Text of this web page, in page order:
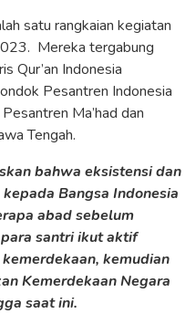
satu rangkaian kegiatan
Mereka tergabung
Qur’an Indonesia
Pesantren Indonesia
Ma’had dan
Tengah.
bahwa eksistensi dan
Bangsa Indonesia
abad sebelum
santri ikut aktif
kemudian
Kemerdekaan Negara
saat ini.